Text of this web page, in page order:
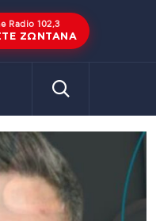
Radio 102,3
ΖΩΝΤΑΝΆ